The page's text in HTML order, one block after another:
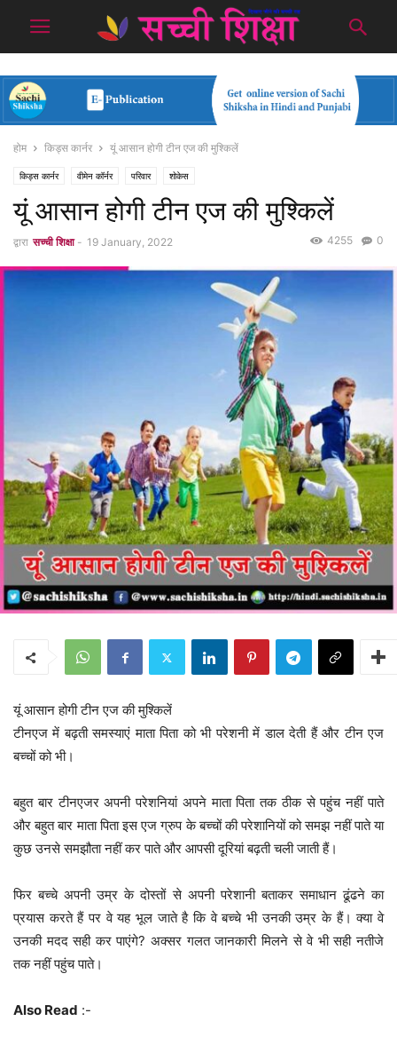
होम किड्स कार्नर यूं आसान होगी टीन एज की मुश्किलें
किड्स कार्नर वीमेन कॉर्नर परिवार शोकेस
यूं आसान होगी टीन एज की मुश्किलें
द्वारा सच्ची शिक्षा - 19 January, 2022 0
4255
यूं आसान होगी टीन एज की मुश्किलें
टीनएज में बढ़ती समस्याएं माता पिता को भी परेशनी में डाल देती हैं और टीन एज
बच्चों को भी।
बहुत बार टीनएजर अपनी परेशनियां अपने माता पिता तक ठीक से पहुंच नहीं पाते
और बहुत बार माता पिता इस एज ग्रुप के बच्चों की परेशानियों को समझ नहीं पाते या
कुछ उनसे समझौता नहीं कर पाते और आपसी दूरियां बढ़ती चली जाती हैं।
फिर बच्चे अपनी उम्र के दोस्तों से अपनी परेशानी बताकर समाधान ढूंढने का
प्रयास करते हैं पर वे यह भूल जाते है कि वे बच्चे भी उनकी उम्र के हैं। क्या वे
उनकी मदद सही कर पाएंगे? अक्सर गलत जानकारी मिलने से वे भी सही नतीजे
तक नहीं पहुंच पाते।
Also Read :-